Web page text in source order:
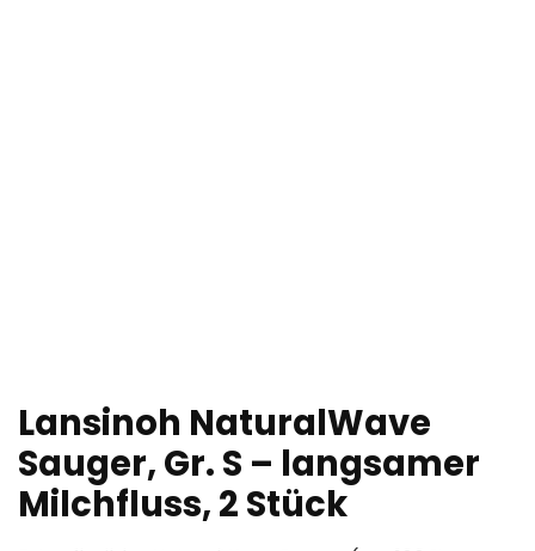
Lansinoh NaturalWave
Sauger, Gr. S – langsamer
Milchfluss, 2 Stück